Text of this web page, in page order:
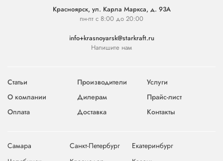
Красноярск, ул. Карла Маркса, д. 93А
пн-пт с 8:00 до 20:00
info+krasnoyarsk@starkraft.ru
Напишите нам
Статьи Производители
Услуги
О компании
Дилерам
Прайс-лист
Оплата
Доставка Контакты
Самара Санкт-Петербург
Екатеринбург